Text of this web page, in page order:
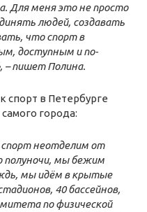
Для меня это не просто
людей, создавать
что спорт в
доступным и по-
пишет Полина.
спорт в Петербурге
города:
спорт неотделим от
полуночи, мы бежим
мы идём в крытые
40 бассейнов,
по физической